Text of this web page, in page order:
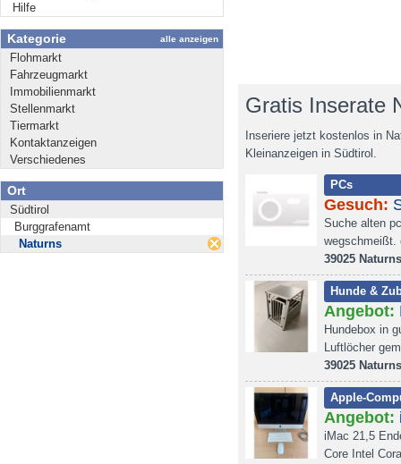
Hilfe
Kategorie alle anzeigen
Flohmarkt
Fahrzeugmarkt
Immobilienmarkt
Stellenmarkt
Tiermarkt
Kontaktanzeigen
Verschiedenes
Ort
Südtirol
Burggrafenamt
Naturns
Gratis Inserate
Inseriere jetzt kostenlos in
Kleinanzeigen in Südtirol.
PCs
Gesuch:
Suche alten
wegschmeißt.
39025 Naturns
Hunde &
Angebot:
Hundebox in
Luftlöcher
39025 Naturns
Apple-
Angebot:
iMac 21,5
Core Intel